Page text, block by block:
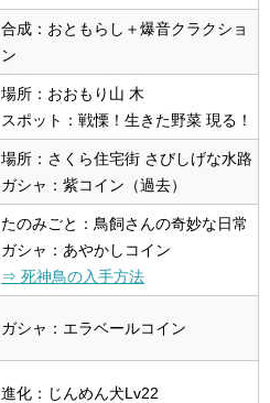
合成：おともらし＋爆音クラクショ
ン
場所：おおもり山 木
スポット：戦慄！生きた野菜 現る！
場所：さくら住宅街 さびしげな水路
ガシャ：紫コイン（過去）
たのみごと：鳥飼さんの奇妙な日常
ガシャ：あやかしコイン
⇒ 死神鳥の入手方法
ガシャ：エラベールコイン
進化：じんめん犬Lv22